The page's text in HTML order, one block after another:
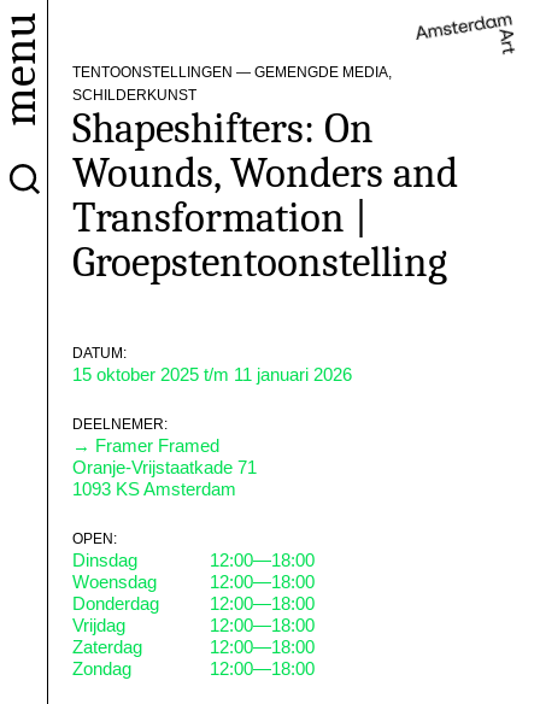
TENTOONSTELLINGEN — GEMENGDE MEDIA,
SCHILDERKUNST
Shapeshifters: On
Wounds, Wonders and
Transformation |
Groepstentoonstelling
DATUM:
15 oktober 2025 t/m 11 januari 2026
DEELNEMER:
→ Framer Framed
Oranje-Vrijstaatkade 71
1093 KS Amsterdam
OPEN:
Dinsdag
12:00—18:00
Woensdag
12:00—18:00
Donderdag
12:00—18:00
Vrijdag
12:00—18:00
Zaterdag
12:00—18:00
Zondag
12:00—18:00